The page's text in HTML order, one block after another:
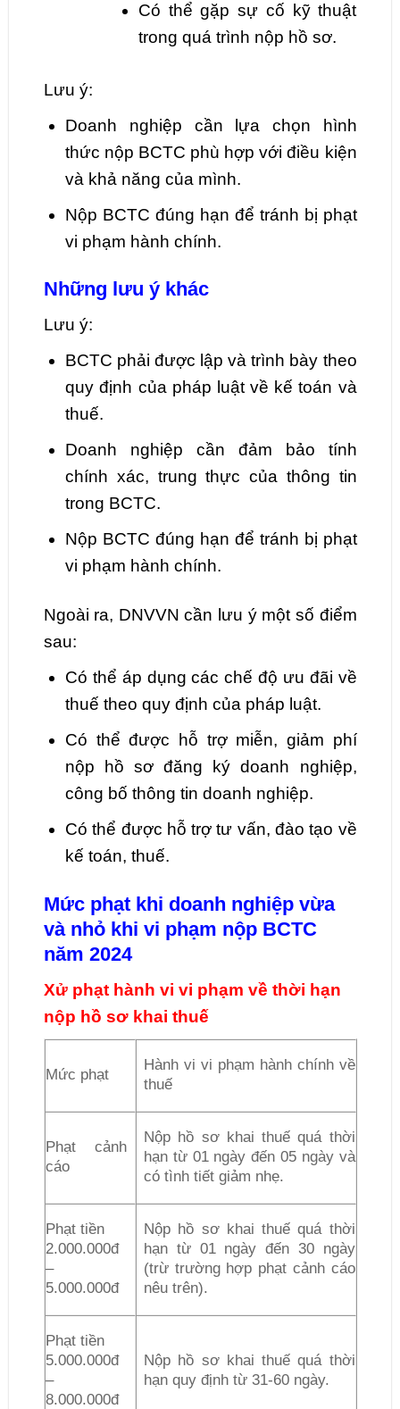
Có thể gặp sự cố kỹ thuật
trong quá trình nộp hồ sơ.
Lưu ý:
Doanh nghiệp cần lựa chọn hình
thức nộp BCTC phù hợp với điều kiện
và khả năng của mình.
Nộp BCTC đúng hạn để tránh bị phạt
vi phạm hành chính.
Những lưu ý khác
Lưu ý:
BCTC phải được lập và trình bày theo
quy định của pháp luật về kế toán và
thuế.
Doanh nghiệp cần đảm bảo tính
chính xác, trung thực của thông tin
trong BCTC.
Nộp BCTC đúng hạn để tránh bị phạt
vi phạm hành chính.
Ngoài ra, DNVVN cần lưu ý một số điểm
sau:
Có thể áp dụng các chế độ ưu đãi về
thuế theo quy định của pháp luật.
Có thể được hỗ trợ miễn, giảm phí
nộp hồ sơ đăng ký doanh nghiệp,
công bố thông tin doanh nghiệp.
Có thể được hỗ trợ tư vấn, đào tạo về
kế toán, thuế.
Mức phạt khi doanh nghiệp vừa
và nhỏ khi vi phạm nộp BCTC
năm 2024
Xử phạt hành vi vi phạm về thời hạn
nộp hồ sơ khai thuế
Mức phạt
Hành vi vi phạm hành chính về
thuế
Phạt cảnh
cáo
Nộp hồ sơ khai thuế quá thời
hạn từ 01 ngày đến 05 ngày và
có tình tiết giảm nhẹ.
Phạt tiền
2.000.000đ
–
5.000.000đ
Nộp hồ sơ khai thuế quá thời
hạn từ 01 ngày đến 30 ngày
(trừ trường hợp phạt cảnh cáo
nêu trên).
Phạt tiền
5.000.000đ
–
8.000.000đ
Nộp hồ sơ khai thuế quá thời
hạn quy định từ 31-60 ngày.